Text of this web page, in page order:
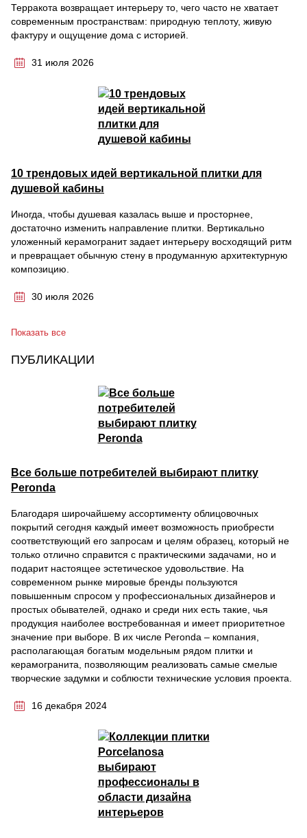
Терракота возвращает интерьеру то, чего часто не хватает
современным пространствам: природную теплоту, живую
фактуру и ощущение дома с историей.
31 июля 2026
10 трендовых идей вертикальной плитки для
душевой кабины
Иногда, чтобы душевая казалась выше и просторнее,
достаточно изменить направление плитки. Вертикально
уложенный керамогранит задает интерьеру восходящий ритм
и превращает обычную стену в продуманную архитектурную
композицию.
30 июля 2026
Показать все
ПУБЛИКАЦИИ
Все больше потребителей выбирают плитку
Peronda
Благодаря широчайшему ассортименту облицовочных
покрытий сегодня каждый имеет возможность приобрести
соответствующий его запросам и целям образец, который не
только отлично справится с практическими задачами, но и
подарит настоящее эстетическое удовольствие. На
современном рынке мировые бренды пользуются
повышенным спросом у профессиональных дизайнеров и
простых обывателей, однако и среди них есть такие, чья
продукция наиболее востребованная и имеет приоритетное
значение при выборе. В их числе Peronda – компания,
располагающая богатым модельным рядом плитки и
керамогранита, позволяющим реализовать самые смелые
творческие задумки и соблюсти технические условия проекта.
16 декабря 2024